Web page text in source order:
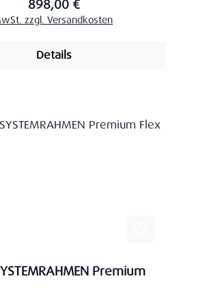
898,00 €
zzgl. Versandkosten
Details
Premium